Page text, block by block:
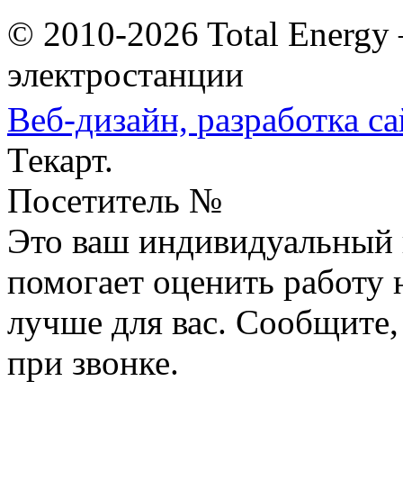
© 2010-2026 Total
электростанции
Веб-дизайн, разработка
Текарт.
Посетитель №
Это ваш
помогает оценить работу
лучше для вас.
при звонке.